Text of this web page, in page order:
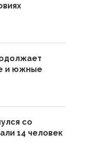
и южные
со
14 человек